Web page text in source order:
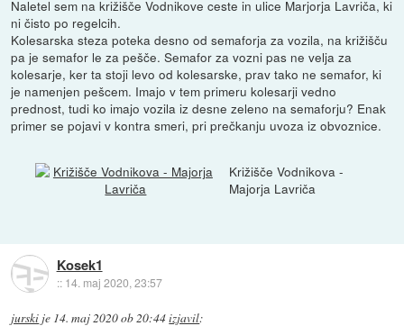
Naletel sem na križišče Vodnikove ceste in ulice Marjorja Lavriča, ki
ni čisto po regelcih.
Kolesarska steza poteka desno od semaforja za vozila, na križišču
pa je semafor le za pešče. Semafor za vozni pas ne velja za
kolesarje, ker ta stoji levo od kolesarske, prav tako ne semafor, ki
je namenjen pešcem. Imajo v tem primeru kolesarji vedno
prednost, tudi ko imajo vozila iz desne zeleno na semaforju? Enak
primer se pojavi v kontra smeri, pri prečkanju uvoza iz obvoznice.
Križišče Vodnikova -
Majorja Lavriča
Kosek1
:: 14. maj 2020, 23:57
jurski je 14. maj 2020 ob 20:44izjavil: